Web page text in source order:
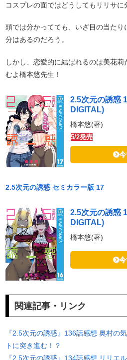
コスプレの面ではどうしてもリリサに
頭では分かってても、いざ目の当た
分はあるのだろう。
しかし、恋愛的に結ばれるのは美花
むよ橋本悠先生！
2.5次元の誘惑
DIGITAL)
橋本悠(著)
5/2発売
2.5次元の誘惑 セミカラー版 17
2.5次元の誘惑
DIGITAL)
橋本悠(著)
関連記事・リンク
『2.5次元の誘惑』136話感想 奥村の
トに突き進む！？
『2.5次元の誘惑』134話感想 リリエ